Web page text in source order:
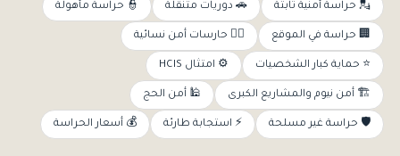
💂 حراسة أمنية ثابتة 🚗 دوريات متنقلة 👮 حراسة مأهولة
🏢 حراسة في الموقع 👩‍✈️ حارسات أمن نسائية
⭐ حماية كبار الشخصيات ⚙️ امتثال HCIS
🏗️ أمن نيوم والمشاريع الكبرى 🕌 أمن الحج
🛡️ حراسة غير مسلحة ⚡ استجابة طارئة 💰 أسعار الحراسة